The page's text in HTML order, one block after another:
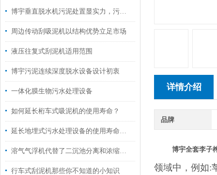
博宇垂直脱水机污泥处置显实力，污泥含水率降到45%以下
周边传动刮吸泥机以结构优势立足市场
液压往复式刮泥机适用范围
博宇污泥连续深度脱水设备设计初衷
一体化膜生物污水处理设备
如何延长桁车式吸泥机的使用寿命？
延长地埋式污水处理设备的使用寿命博宇有妙招
溶气气浮机代替了二沉池分离和浓缩水中污泥
行车式刮泥机那些你不知道的小知识
详情介绍
品牌
博宇全套李子
领域中，例如: